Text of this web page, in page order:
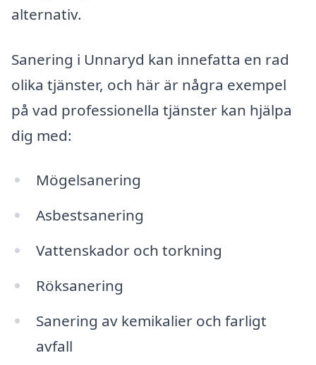
alternativ.
Sanering i Unnaryd kan innefatta en rad
olika tjänster, och här är några exempel
på vad professionella tjänster kan hjälpa
dig med:
Mögelsanering
Asbestsanering
Vattenskador och torkning
Röksanering
Sanering av kemikalier och farligt
avfall